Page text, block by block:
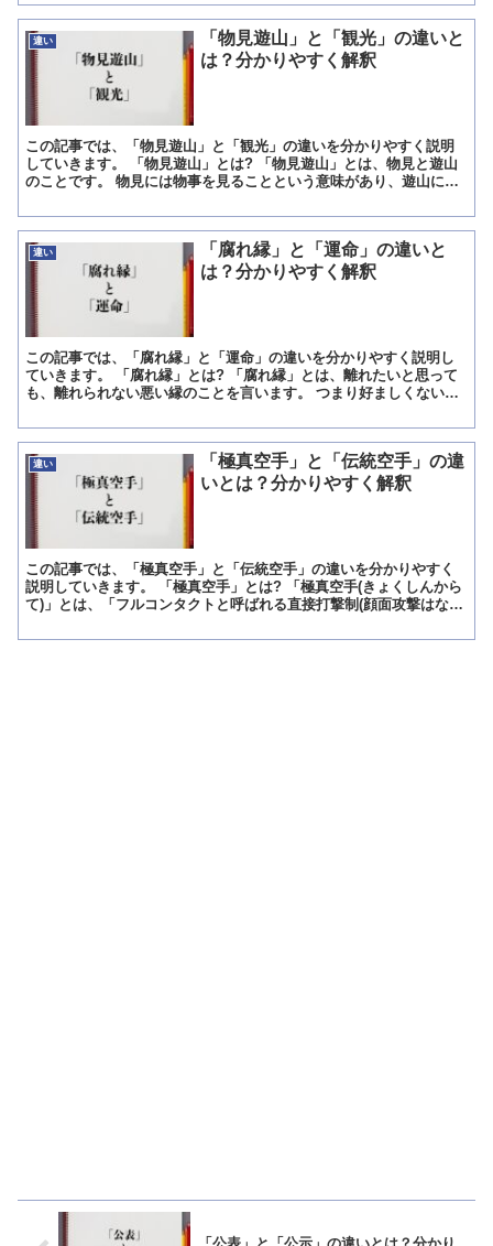
違い
「物見遊山」と「観光」の違いと
は？分かりやすく解釈
この記事では、「物見遊山」と「観光」の違いを分かりやすく説明
していきます。 「物見遊山」とは? 「物見遊山」とは、物見と遊山
のことです。 物見には物事を見ることという意味があり、遊山には
違い
「腐れ縁」と「運命」の違いと
は？分かりやすく解釈
この記事では、「腐れ縁」と「運命」の違いを分かりやすく説明し
ていきます。 「腐れ縁」とは? 「腐れ縁」とは、離れたいと思って
も、離れられない悪い縁のことを言います。 つまり好ましくない相
違い
「極真空手」と「伝統空手」の違
いとは？分かりやすく解釈
この記事では、「極真空手」と「伝統空手」の違いを分かりやすく
説明していきます。 「極真空手」とは? 「極真空手(きょくしんから
て)」とは、「フルコンタクトと呼ばれる直接打撃制(顔面攻撃はな